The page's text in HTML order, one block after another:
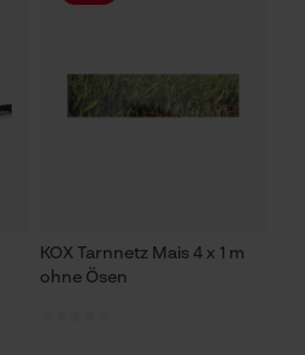
KOX Tarnnetz Mais 4 x 1 m
ohne Ösen